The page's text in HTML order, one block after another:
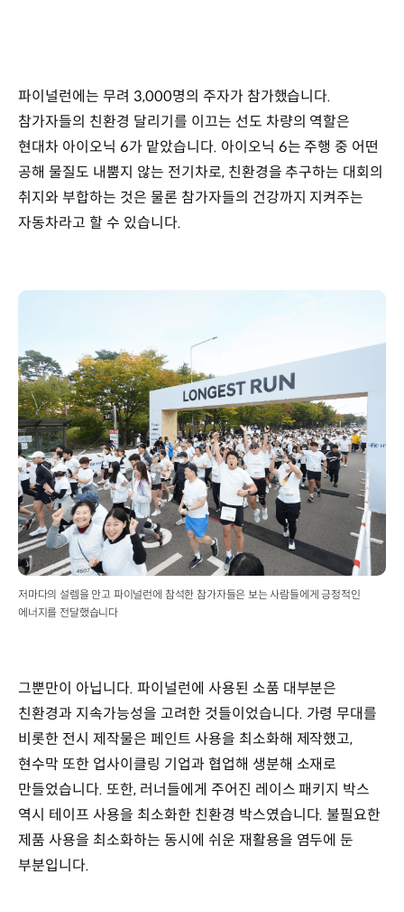
파이널런에는 무려 3,000명의 주자가 참가했습니다.
참가자들의 친환경 달리기를 이끄는 선도 차량의 역할은
현대차 아이오닉 6가 맡았습니다. 아이오닉 6는 주행 중 어떤
공해 물질도 내뿜지 않는 전기차로, 친환경을 추구하는 대회의
취지와 부합하는 것은 물론 참가자들의 건강까지 지켜주는
자동차라고 할 수 있습니다.
저마다의 설렘을 안고 파이널런에 참석한 참가자들은 보는 사람들에게 긍정적인
에너지를 전달했습니다
그뿐만이 아닙니다. 파이널런에 사용된 소품 대부분은
친환경과 지속가능성을 고려한 것들이었습니다. 가령 무대를
비롯한 전시 제작물은 페인트 사용을 최소화해 제작했고,
현수막 또한 업사이클링 기업과 협업해 생분해 소재로
만들었습니다. 또한, 러너들에게 주어진 레이스 패키지 박스
역시 테이프 사용을 최소화한 친환경 박스였습니다. 불필요한
제품 사용을 최소화하는 동시에 쉬운 재활용을 염두에 둔
부분입니다.